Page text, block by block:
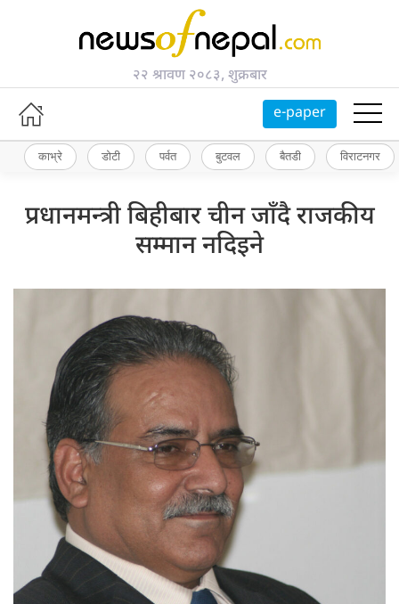
२२ श्रावण २०८३, शुक्रबार
e-paper
काभ्रे डोटी पर्वत बुटवल बैतडी विराटनगर
प्रधानमन्त्री बिहीबार चीन जाँदै राजकीय
सम्मान नदिइने